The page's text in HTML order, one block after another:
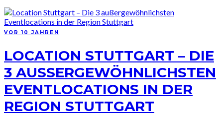
VOR 10 JAHREN
LOCATION STUTTGART – DIE
3 AUSSERGEWÖHNLICHSTEN E
VENTLOCATIONS IN DER R
EGION STUTTGART